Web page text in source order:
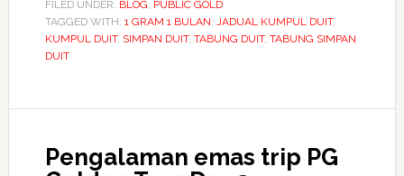
untuk
beli
bulan
FILED UNDER: BLOG, PUBLIC GOLD
TAGGED WITH: 1 GRAM 1 BULAN, JADUAL KUMPUL DUIT,
KUMPUL DUIT, SIMPAN DUIT, TABUNG DUIT, TABUNG SIMPAN
DUIT
Pengalaman emas trip PG